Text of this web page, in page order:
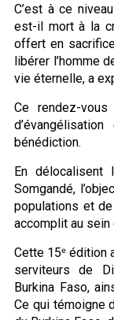
C’est à ce
est-il mort à la
offert en
libérer l’homme
vie éternelle, a
Ce rendez-
bénédiction.
En délocalisent
Somgandé,
populations et
accomplit au
Cette 15ᵉ édition
serviteurs de
Burkina Faso,
Ce qui témoigne